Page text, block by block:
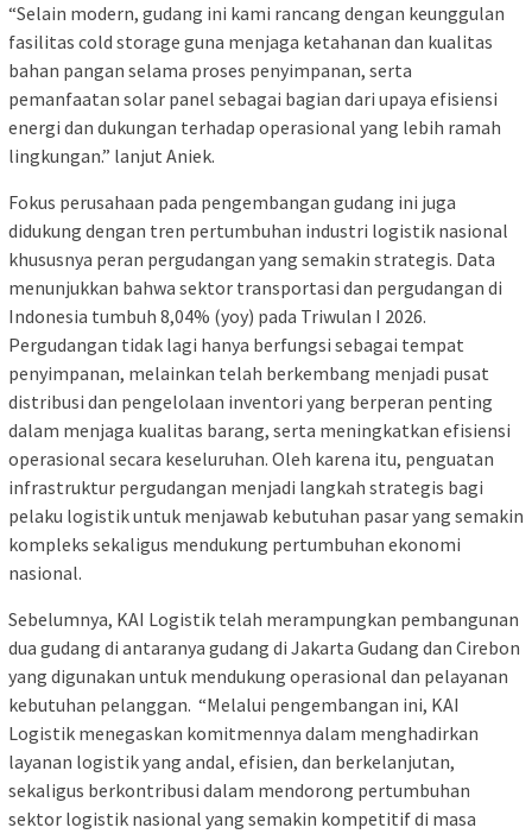
“Selain modern, gudang ini kami rancang dengan keunggulan
fasilitas cold storage guna menjaga ketahanan dan kualitas
bahan pangan selama proses penyimpanan, serta
pemanfaatan solar panel sebagai bagian dari upaya efisiensi
energi dan dukungan terhadap operasional yang lebih ramah
lingkungan.” lanjut Aniek.
Fokus perusahaan pada pengembangan gudang ini juga
didukung dengan tren pertumbuhan industri logistik nasional
khususnya peran pergudangan yang semakin strategis. Data
menunjukkan bahwa sektor transportasi dan pergudangan di
Indonesia tumbuh 8,04% (yoy) pada Triwulan I 2026.
Pergudangan tidak lagi hanya berfungsi sebagai tempat
penyimpanan, melainkan telah berkembang menjadi pusat
distribusi dan pengelolaan inventori yang berperan penting
dalam menjaga kualitas barang, serta meningkatkan efisiensi
operasional secara keseluruhan. Oleh karena itu, penguatan
infrastruktur pergudangan menjadi langkah strategis bagi
pelaku logistik untuk menjawab kebutuhan pasar yang semakin
kompleks sekaligus mendukung pertumbuhan ekonomi
nasional.
Sebelumnya, KAI Logistik telah merampungkan pembangunan
dua gudang di antaranya gudang di Jakarta Gudang dan Cirebon
yang digunakan untuk mendukung operasional dan pelayanan
kebutuhan pelanggan. “Melalui pengembangan ini, KAI
Logistik menegaskan komitmennya dalam menghadirkan
layanan logistik yang andal, efisien, dan berkelanjutan,
sekaligus berkontribusi dalam mendorong pertumbuhan
sektor logistik nasional yang semakin kompetitif di masa